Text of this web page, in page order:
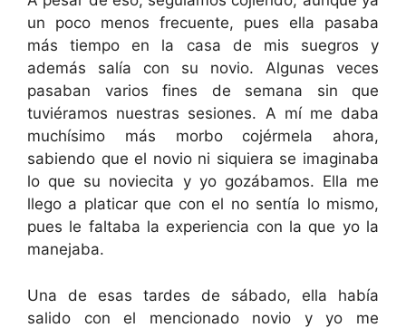
un poco menos frecuente, pues ella pasaba
más tiempo en la casa de mis suegros y
además salía con su novio. Algunas veces
pasaban varios fines de semana sin que
tuviéramos nuestras sesiones. A mí me daba
muchísimo más morbo cojérmela ahora,
sabiendo que el novio ni siquiera se imaginaba
lo que su noviecita y yo gozábamos. Ella me
llego a platicar que con el no sentía lo mismo,
pues le faltaba la experiencia con la que yo la
manejaba.
Una de esas tardes de sábado, ella había
salido con el mencionado novio y yo me